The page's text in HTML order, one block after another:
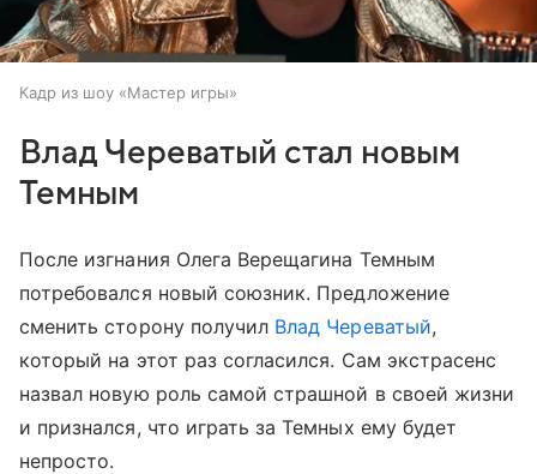
Кадр из шоу «Мастер игры»
Влад Череватый стал новым
Темным
После изгнания Олега Верещагина Темным
потребовался новый союзник. Предложение
сменить сторону получил Влад Череватый,
который на этот раз согласился. Сам экстрасенс
назвал новую роль самой страшной в своей жизни
и признался, что играть за Темных ему будет
непросто.